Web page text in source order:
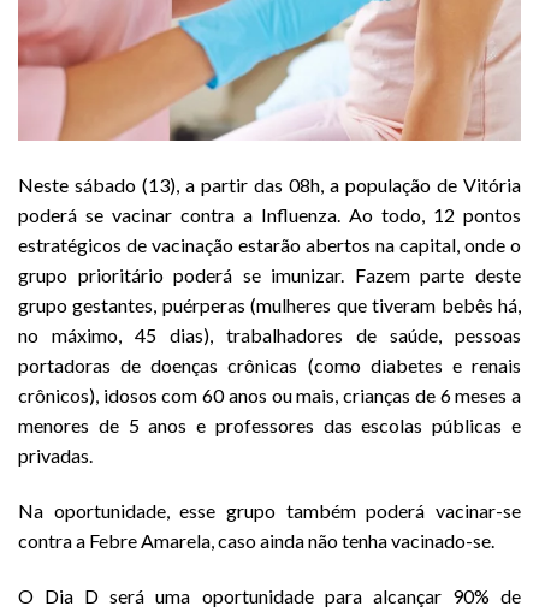
Neste sábado (13), a partir das 08h, a população de Vitória
poderá se vacinar contra a Influenza. Ao todo, 12 pontos
estratégicos de vacinação estarão abertos na capital, onde o
grupo prioritário poderá se imunizar. Fazem parte deste
grupo gestantes, puérperas (mulheres que tiveram bebês há,
no máximo, 45 dias), trabalhadores de saúde, pessoas
portadoras de doenças crônicas (como diabetes e renais
crônicos), idosos com 60 anos ou mais, crianças de 6 meses a
menores de 5 anos e professores das escolas públicas e
privadas.
Na oportunidade, esse grupo também poderá vacinar-se
contra a Febre Amarela, caso ainda não tenha vacinado-se.
O Dia D será uma oportunidade para alcançar 90% de